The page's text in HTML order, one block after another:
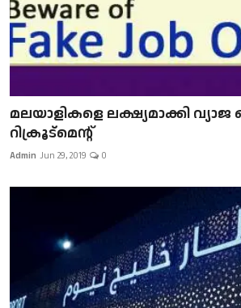
മലയാളികളെ ലക്ഷ്യമാക്കി
റിക്രൂട്മെന്റ്
Admin Jun 29, 2019 0